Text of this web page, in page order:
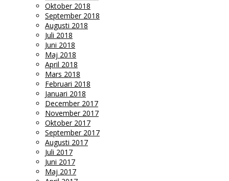
Oktober 2018
September 2018
Augusti 2018
Juli 2018
Juni 2018
Maj 2018
April 2018
Mars 2018
Februari 2018
Januari 2018
December 2017
November 2017
Oktober 2017
September 2017
Augusti 2017
Juli 2017
Juni 2017
Maj 2017